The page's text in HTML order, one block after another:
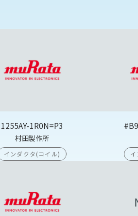
1255AY-1R0N=P3
村田製作所
インダクタ(コイル)